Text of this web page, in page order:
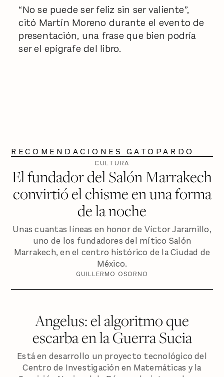
“No se puede ser feliz sin ser valiente”,
citó Martín Moreno durante el evento de
presentación, una frase que bien podría
ser el epígrafe del libro.
RECOMENDACIONES GATOPARDO
CULTURA
El fundador del Salón Marrakech
convirtió el chisme en una forma
de la noche
Unas cuantas líneas en honor de Víctor Jaramillo,
uno de los fundadores del mítico Salón
Marrakech, en el centro histórico de la Ciudad de
México.
GUILLERMO OSORNO
Angelus: el algoritmo que
escarba en la Guerra Sucia
Está en desarrollo un proyecto tecnológico del
Centro de Investigación en Matemáticas y la